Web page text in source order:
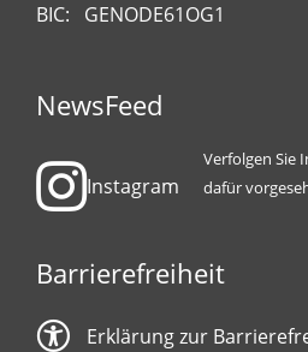
BIC: GENODE61OG1
NewsFeed
Instagram
Verfolgen Sie
dafür
Barrierefreiheit
Erklärung zur